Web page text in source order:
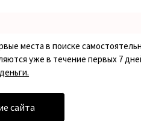
места в поиске
уже в течение первых 7
сайта